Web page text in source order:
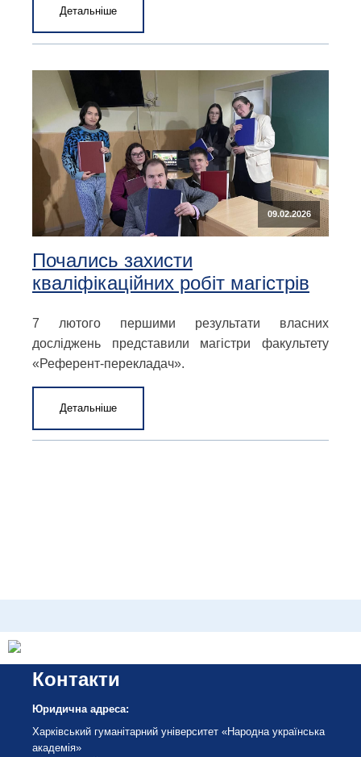
Детальніше
09.02.2026
Почались захисти
кваліфікаційних робіт магістрів
7 лютого першими результати власних
досліджень представили магістри факультету
«Референт-перекладач».
Детальніше
Контакти
Юридична адреса:
Харківський гуманітарний університет «Народна українська
академія»